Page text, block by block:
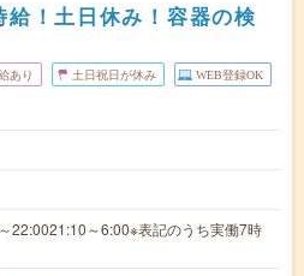
！土日休み！容器の検
あり 土日祝日が休み WEB登録OK
22:0021:10～6:00※表記のうち実働7時